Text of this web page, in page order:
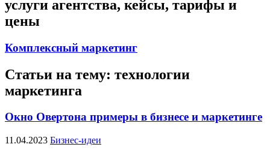
услуги агентства, кейсы, тарифы и
цены
Комплексный маркетинг
Статьи на тему: технологии
маркетинга
Окно Овертона примеры в бизнесе и маркетинге
11.04.2023 Бизнес-идеи